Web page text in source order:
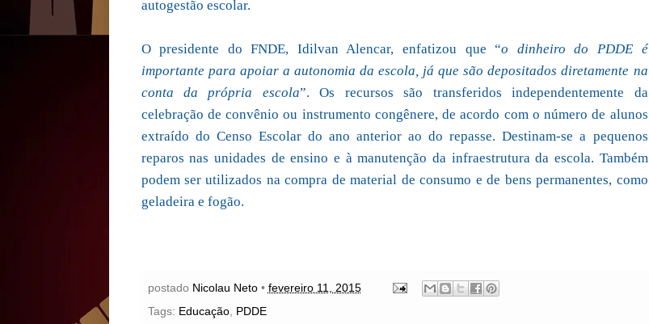
autogestão escolar.
O presidente do FNDE, Idilvan Alencar, enfatizou que “o dinheiro do PDDE é
importante para apoiar a autonomia da escola, já que são depositados diretamente na
conta da própria escola”. Os recursos são transferidos independentemente da
celebração de convênio ou instrumento congênere, de acordo com o número de alunos
extraído do Censo Escolar do ano anterior ao do repasse. Destinam-se a pequenos
reparos nas unidades de ensino e à manutenção da infraestrutura da escola. Também
podem ser utilizados na compra de material de consumo e de bens permanentes, como
geladeira e fogão.
postado Nicolau Neto • fevereiro 11, 2015
Tags: Educação, PDDE